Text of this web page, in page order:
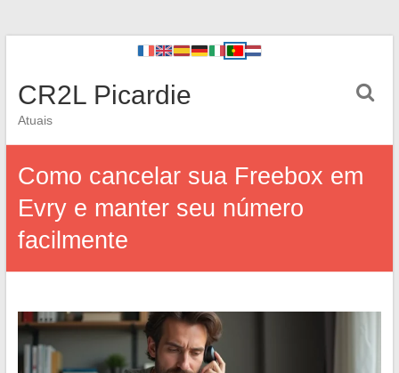
CR2L Picardie
Atuais
Como cancelar sua Freebox em
Evry e manter seu número
facilmente